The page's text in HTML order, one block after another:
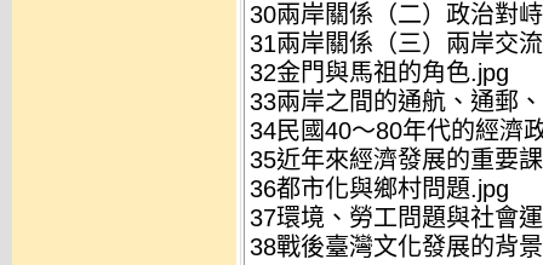
30兩岸關係（二）政治對
31兩岸關係（三）兩岸交
32金門與馬祖的角色.jpg
33兩岸之間的通航、通郵
34民國40～80年代的經濟
35近年來經濟發展的重要
36都市化與鄉村問題.jpg
37環境、勞工問題與社會
38戰後臺灣文化發展的背